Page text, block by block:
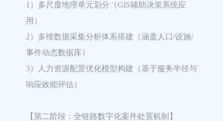
1）多尺度地理单元划分（GIS辅助决策系统应
用）
2）多维数据采集分析体系搭建（涵盖人口/设施/
事件动态数据库）
3）人力资源配置优化模型构建（基于服务半径与
响应效能评估）
【第二阶段：全链路数字化案件处置机制】